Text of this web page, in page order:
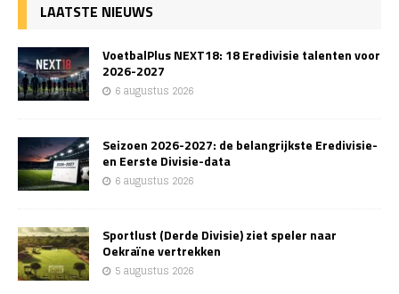
LAATSTE NIEUWS
VoetbalPlus NEXT18: 18 Eredivisie talenten voor
2026-2027
6 augustus 2026
Seizoen 2026-2027: de belangrijkste Eredivisie-
en Eerste Divisie-data
6 augustus 2026
Sportlust (Derde Divisie) ziet speler naar
Oekraïne vertrekken
5 augustus 2026